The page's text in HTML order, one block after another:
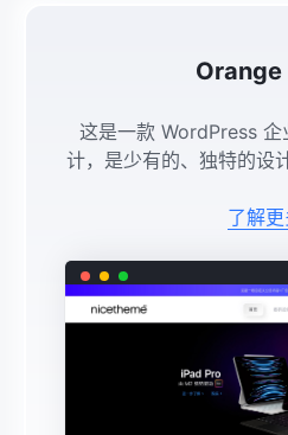
Orange
这是一款 WordPress 企
计，是少有的、独特的设
多个模块布局可灵活使用
了解更